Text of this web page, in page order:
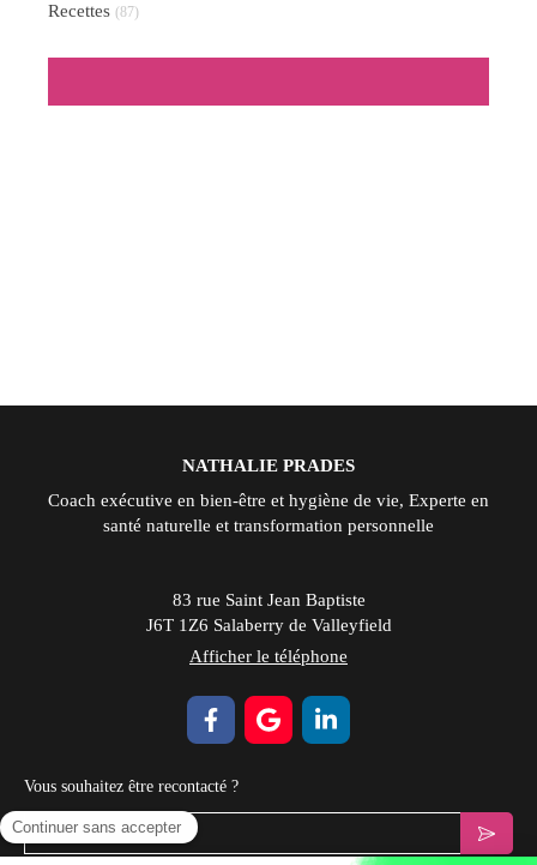
Recettes (87)
NATHALIE PRADES
Coach exécutive en bien-être et hygiène de vie, Experte en
santé naturelle et transformation personnelle
83 rue Saint Jean Baptiste
J6T 1Z6 Salaberry de Valleyfield
Afficher le téléphone
Vous souhaitez être recontacté ?
Votre email